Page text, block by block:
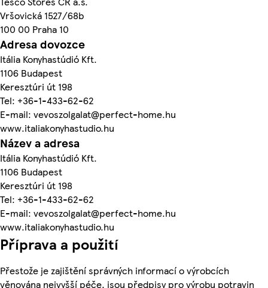
Vršovická 1527/68b
100 00 Praha 10
Adresa dovozce
Itália Konyhastúdió Kft.
1106 Budapest
Keresztúri út 198
Tel: +36-1-433-62-62
E-mail: vevoszolgalat@perfect-home.hu
www.italiakonyhastudio.hu
Název a adresa
Itália Konyhastúdió Kft.
1106 Budapest
Keresztúri út 198
Tel: +36-1-433-62-62
E-mail: vevoszolgalat@perfect-home.hu
www.italiakonyhastudio.hu
Příprava a použití
Přestože je zajištění správných informací o výrobcích
věnována nejvyšší péče, jsou předpisy pro výrobu potravin